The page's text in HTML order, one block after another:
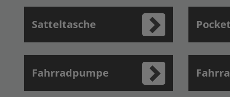
Satteltasche
Fahrradpumpe